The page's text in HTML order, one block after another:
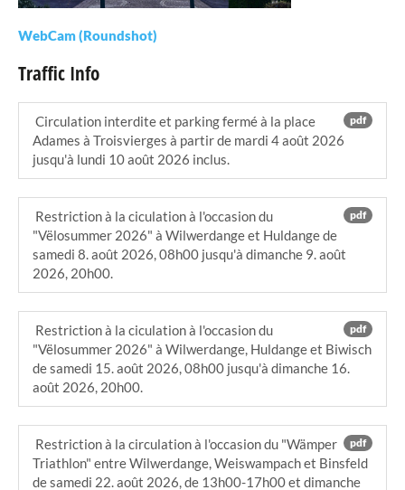
WebCam (Roundshot)
Traffic Info
pdf
Circulation interdite et parking fermé à la place
Adames à Troisvierges à partir de mardi 4 août 2026
jusqu'à lundi 10 août 2026 inclus.
pdf
Restriction à la ciculation à l'occasion du
"Vëlosummer 2026" à Wilwerdange et Huldange de
samedi 8. août 2026, 08h00 jusqu'à dimanche 9. août
2026, 20h00.
pdf
Restriction à la ciculation à l'occasion du
"Vëlosummer 2026" à Wilwerdange, Huldange et Biwisch
de samedi 15. août 2026, 08h00 jusqu'à dimanche 16.
août 2026, 20h00.
pdf
Restriction à la circulation à l'occasion du "Wämper
Triathlon" entre Wilwerdange, Weiswampach et Binsfeld
de samedi 22. août 2026, de 13h00-17h00 et dimanche